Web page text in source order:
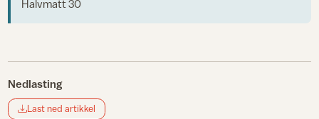
Halvmatt 30
Nedlasting
Last ned artikkel